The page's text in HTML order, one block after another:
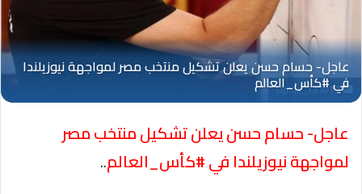
Oplus_131072
عاجل- حسام حسن يعلن تشكيل منتخب مصر
لمواجهة نيوزيلندا في #كأس_العالم..